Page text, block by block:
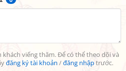
khách viếng thăm. Để có thể theo dõi và
đăng ký tài khoản /đăng nhậptrước.